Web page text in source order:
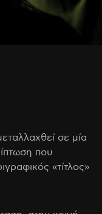
σε μία
που
«τίτλος»